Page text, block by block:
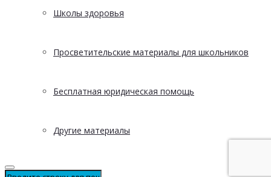
Школы здоровья
Просветительские материалы для школьников
Бесплатная юридическая помощь
Другие материалы